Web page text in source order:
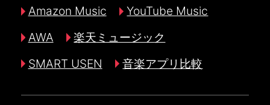
Amazon Music
YouTube Music
AWA
楽天ミュージック
SMART USEN
音楽アプリ比較